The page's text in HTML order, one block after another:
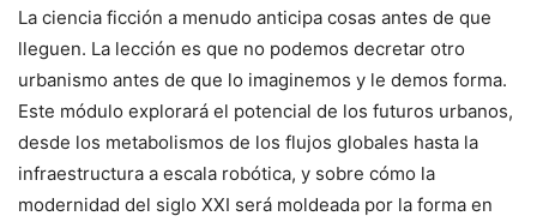
La ciencia ficción a menudo anticipa cosas antes de que
lleguen. La lección es que no podemos decretar otro
urbanismo antes de que lo imaginemos y le demos forma.
Este módulo explorará el potencial de los futuros urbanos,
desde los metabolismos de los flujos globales hasta la
infraestructura a escala robótica, y sobre cómo la
modernidad del siglo XXI será moldeada por la forma en